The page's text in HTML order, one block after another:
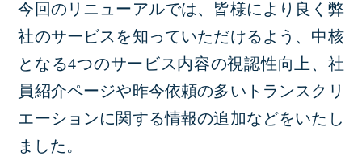
今回のリニューアルでは、皆様により良く弊
社のサービスを知っていただけるよう、中核
となる4つのサービス内容の視認性向上、社
員紹介ページや昨今依頼の多いトランスクリ
エーションに関する情報の追加などをいたし
ました。